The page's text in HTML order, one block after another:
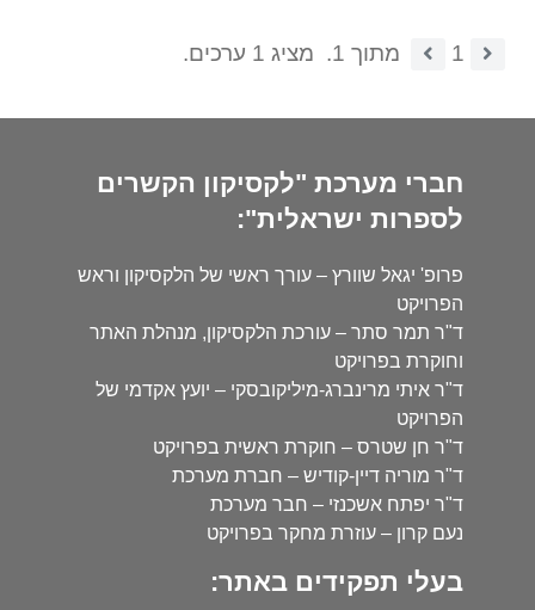
1 מתוך 1. מציג 1 ערכים.
חברי מערכת "לקסיקון הקשרים
לספרות ישראלית":
פרופ' יגאל שוורץ – עורך ראשי של הלקסיקון וראש
הפרויקט
ד"ר תמר סתר – עורכת הלקסיקון, מנהלת האתר
וחוקרת בפרויקט
ד"ר איתי מרינברג-מיליקובסקי – יועץ אקדמי של
הפרויקט
ד"ר חן שטרס – חוקרת ראשית בפרויקט
ד"ר מוריה דיין-קודיש – חברת מערכת
ד"ר יפתח אשכנזי – חבר מערכת
נעם קרון – עוזרת מחקר בפרויקט
בעלי תפקידים באתר: